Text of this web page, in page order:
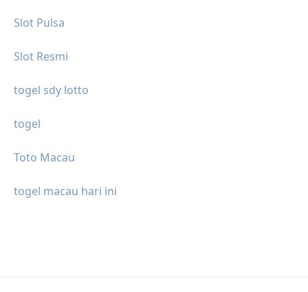
Slot Pulsa
Slot Resmi
togel sdy lotto
togel
Toto Macau
togel macau hari ini